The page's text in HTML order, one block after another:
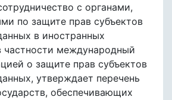
с органами,
по защите прав субъектов
в иностранных
частности международный
о защите прав субъектов
утверждает перечень
обеспечивающих